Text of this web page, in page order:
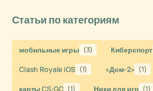
Статьи по категориям
мобильные игры (3) Киберспорт
Clash Royale iOS (1) «Дом-2» (1)
карты CS:GO (1) Ники для игр (1)